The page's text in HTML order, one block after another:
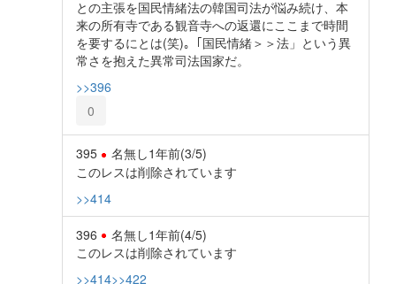
との主張を国民情緒法の韓国司法が悩み続け、本
来の所有寺である観音寺への返還にここまで時間
を要するにとは(笑)｡「国民情緒＞＞法」という異
常さを抱えた異常司法国家だ。
>>396
0
395 名無し1年前(3/5)
このレスは削除されています
>>414
396 名無し1年前(4/5)
このレスは削除されています
>>414>>422